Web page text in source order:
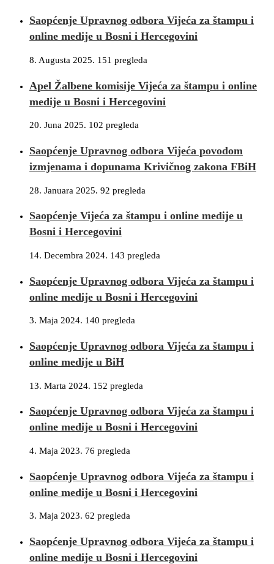
Saopćenje Upravnog odbora Vijeća za štampu i
online medije u Bosni i Hercegovini
8. Augusta 2025. 151 pregleda
Apel Žalbene komisije Vijeća za štampu i online
medije u Bosni i Hercegovini
20. Juna 2025. 102 pregleda
Saopćenje Upravnog odbora Vijeća povodom
izmjenama i dopunama Krivičnog zakona FBiH
28. Januara 2025. 92 pregleda
Saopćenje Vijeća za štampu i online medije u
Bosni i Hercegovini
14. Decembra 2024. 143 pregleda
Saopćenje Upravnog odbora Vijeća za štampu i
online medije u Bosni i Hercegovini
3. Maja 2024. 140 pregleda
Saopćenje Upravnog odbora Vijeća za štampu i
online medije u BiH
13. Marta 2024. 152 pregleda
Saopćenje Upravnog odbora Vijeća za štampu i
online medije u Bosni i Hercegovini
4. Maja 2023. 76 pregleda
Saopćenje Upravnog odbora Vijeća za štampu i
online medije u Bosni i Hercegovini
3. Maja 2023. 62 pregleda
Saopćenje Upravnog odbora Vijeća za štampu i
online medije u Bosni i Hercegovini